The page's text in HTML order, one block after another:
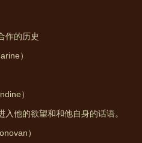
作的历史
）
）
他的欲望和和他自身的话语。
）